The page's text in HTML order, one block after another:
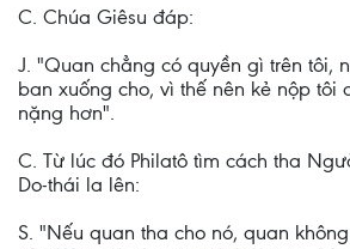
C. Chúa Giêsu đáp:
J. "Quan chẳng có quyền gì trên tôi,
ban xuống cho, vì thế nên kẻ nộp tôi
nặng hơn".
C. Từ lúc đó Philatô tìm cách tha
Do-thái la lên:
S. "Nếu quan tha cho nó, quan